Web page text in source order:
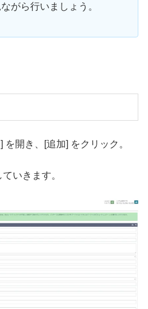
がら行いましょう。
開き、[追加] をクリック。
いきます。